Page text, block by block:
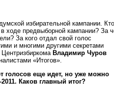
избирательной кампании. Кто
ходе предвыборной кампании? За
За кого отдал свой голос
и многими другими секретами
Владимир Чуров
«Итогов».
голосов еще идет, но уже можно
Каков главный итог?